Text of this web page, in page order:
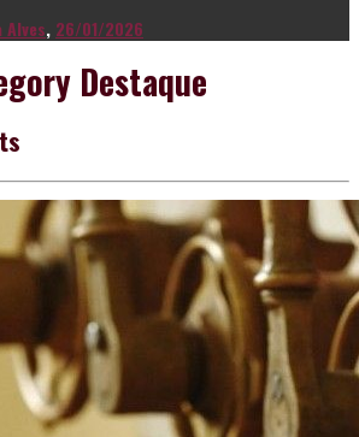
Alves, 26/01/2026
Destaque